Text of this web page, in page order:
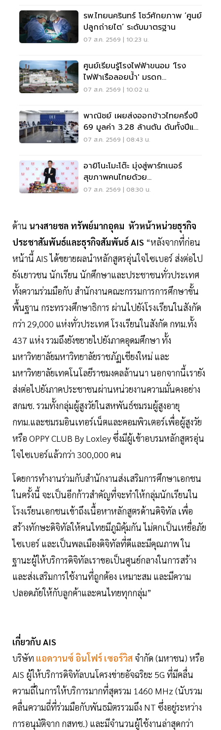
รพ.ไทยนครินทร์ โชว์ศักยภาพ ‘ศูนย์
ปลูกถ่ายไต’ ระดับมาตรฐาน
07 ส.ค. 2569 | 10:23 น.
ศูนย์เรียนรู้โรงไฟฟ้าขนอม 'โรง
ไฟฟ้าเรือลอยน้ำ' มรดก
อุตสาหกรรมแลนด์มาร์กชุมชน
07 ส.ค. 2569 | 10:02 น.
พาณิชย์ เผยส่งออกข้าวไทยครึ่งปี
69 มูลค่า 3.28 ล้านตัน ดันทั้งปีแตะ
7 ล้านตัน
07 ส.ค. 2569 | 08:43 น.
อายิโนะโมะโต๊ะ มุ่งสู่พาร์ทเนอร์
สุขภาพคนไทยด้วย
AminoScience
07 ส.ค. 2569 | 08:30 น.
ด้าน นางสายชล ทรัพย์มากอุดม หัวหน้าหน่วยธุรกิจ
ประชาสัมพันธ์และธุรกิจสัมพันธ์ AIS “หลังจากที่ก่อน
หน้านี้ AIS ได้ขยายผลนำหลักสูตรอุ่นใจไซเบอร์ ส่งต่อไป
ยังเยาวชน นักเรียน นักศึกษาและประชาชนทั่วประเทศ
ทั้งความร่วมมือกับ สำนักงานคณะกรรมการการศึกษาขั้น
พื้นฐาน กระทรวงศึกษาธิการ ผ่านไปยังโรงเรียนในสังกัด
กว่า 29,000 แห่งทั่วประเทศ โรงเรียนในสังกัด กทม.ทั้ง
437 แห่ง รวมถึงยังขยายไปยังภาคอุดมศึกษา ทั้ง
มหาวิทยาลัยมหาวิทยาลัยราชภัฏเชียงใหม่ และ
มหาวิทยาลัยเทคโนโลยีราชมงคลล้านนา นอกจากนี้เรายัง
ส่งต่อไปยังภาคประชาชนผ่านหน่วยงานความมั่นคงอย่าง
สกมช. รวมทั้งกลุ่มผู้สูงวัยในสหพันธ์ชมรมผู้สูงอายุ
กทม.และชมรมอินเทอร์เน็ตและคอมพิวเตอร์เพื่อผู้สูงวัย
หรือ OPPY CLUB By Loxley ซึ่งมีผู้เข้าอบรมหลักสูตรอุ่น
ใจไซเบอร์แล้วกว่า 300,000 คน
โดยการทำงานร่วมกับสำนักงานส่งเสริมการศึกษาเอกชน
ในครั้งนี้ จะเป็นอีกก้าวสำคัญที่จะทำให้กลุ่มนักเรียนใน
โรงเรียนเอกชนเข้าถึงเนื้อหาหลักสูตรด้านดิจิทัล เพื่อ
สร้างทักษะดิจิทัลให้คนไทยมีภูมิคุ้มกัน ไม่ตกเป็นเหยื่อภัย
ไซเบอร์ และเป็นพลเมืองดิจิทัลที่ดีและมีคุณภาพ ใน
ฐานะผู้ให้บริการดิจิทัลเราขอเป็นศูนย์กลางในการสร้าง
และส่งเสริมการใช้งานที่ถูกต้อง เหมาะสม และมีความ
ปลอดภัยให้กับลูกค้าและคนไทยทุกกลุ่ม”
เกี่ยวกับ AIS
บริษัท แอดวานซ์ อินโฟร์ เซอร์วิส จำกัด (มหาชน) หรือ
AIS ผู้ให้บริการดิจิทัลบนโครงข่ายอัจฉริยะ 5G ที่มีคลื่น
ความถี่ในการให้บริการมากที่สุดรวม 1460 MHz (นับรวม
คลื่นความถี่ที่ร่วมมือกับพันธมิตรรวมถึง NT ซึ่งอยู่ระหว่าง
การอนุมัติจาก กสทช.) และมีจำนวนผู้ใช้งานล่าสุดกว่า